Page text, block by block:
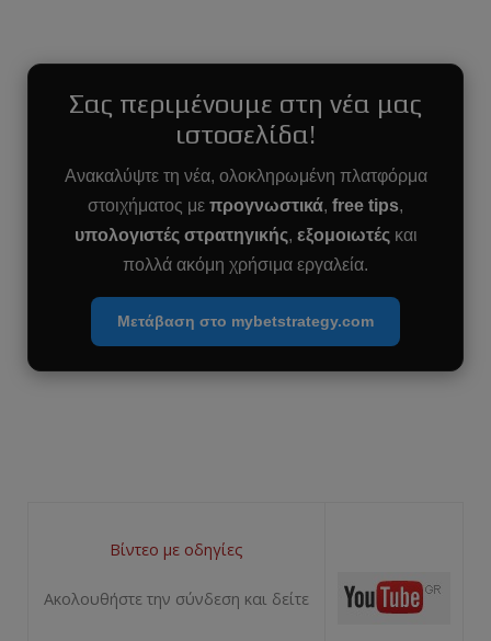
Σας περιμένουμε στη νέα μας
ιστοσελίδα!
Ανακαλύψτε τη νέα, ολοκληρωμένη πλατφόρμα
στοιχήματος με προγνωστικά, free tips,
υπολογιστές στρατηγικής, εξομοιωτές και
πολλά ακόμη χρήσιμα εργαλεία.
Μετάβαση στο mybetstrategy.com
Βίντεο με οδηγίες
Ακολουθήστε την σύνδεση και δείτε